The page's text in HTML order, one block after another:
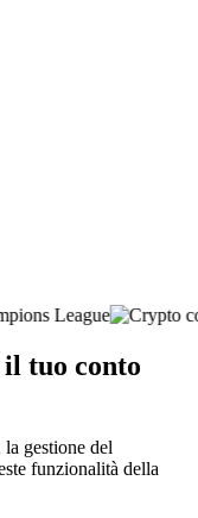
tuo conto
gestione del
funzionalità della